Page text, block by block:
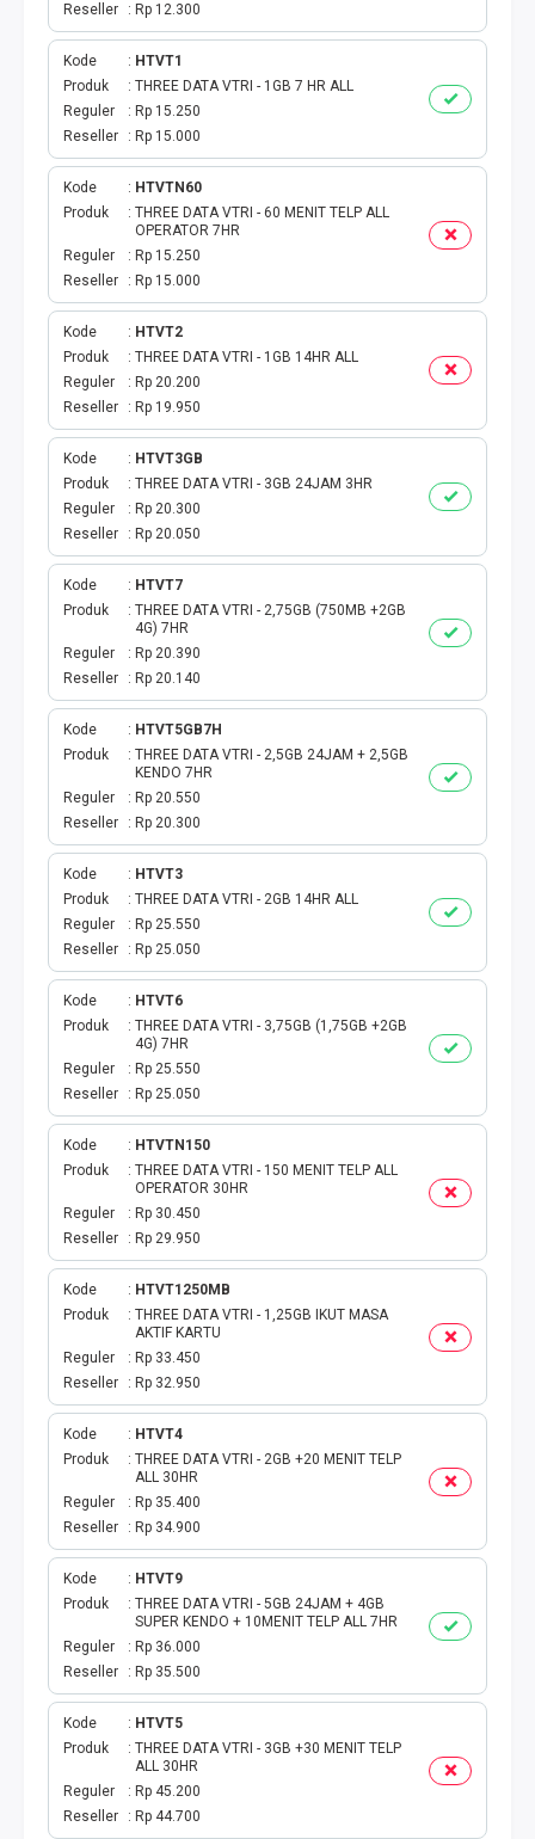
HP PASCA
TAG TV PASCABAYAR
TAG CICILAN
TAG FINANCE
TAG KREDIT
TAG PBB
TAG PGN & PERTAGAS
VA BEBAS NOMINAL
TRANSFER UANG
VA NOMINAL
BEBAS NOMINAL
E WALLET BEBAS NOMINAL
Reseller
Rp 12.300
Kode
HTVT1
Produk
THREE DATA VTRI - 1GB 7 HR ALL
Reguler
Rp 15.250
Reseller
Rp 15.000
Kode
HTVTN60
Produk
THREE DATA VTRI - 60 MENIT TELP ALL
OPERATOR 7HR
Reguler
Rp 15.250
Reseller
Rp 15.000
Kode
HTVT2
Produk
THREE DATA VTRI - 1GB 14HR ALL
Reguler
Rp 20.200
Reseller
Rp 19.950
Kode
HTVT3GB
Produk
THREE DATA VTRI - 3GB 24JAM 3HR
Reguler
Rp 20.300
Reseller
Rp 20.050
Kode
HTVT7
Produk
THREE DATA VTRI - 2,75GB (750MB +2GB
4G) 7HR
Reguler
Rp 20.390
Reseller
Rp 20.140
Kode
HTVT5GB7H
Produk
THREE DATA VTRI - 2,5GB 24JAM + 2,5GB
KENDO 7HR
Reguler
Rp 20.550
Reseller
Rp 20.300
Kode
HTVT3
Produk
THREE DATA VTRI - 2GB 14HR ALL
Reguler
Rp 25.550
Reseller
Rp 25.050
Kode
HTVT6
Produk
THREE DATA VTRI - 3,75GB (1,75GB +2GB
4G) 7HR
Reguler
Rp 25.550
Reseller
Rp 25.050
Kode
HTVTN150
Produk
THREE DATA VTRI - 150 MENIT TELP ALL
OPERATOR 30HR
Reguler
Rp 30.450
Reseller
Rp 29.950
Kode
HTVT1250MB
Produk
THREE DATA VTRI - 1,25GB IKUT MASA
AKTIF KARTU
Reguler
Rp 33.450
Reseller
Rp 32.950
Kode
HTVT4
Produk
THREE DATA VTRI - 2GB +20 MENIT TELP
ALL 30HR
Reguler
Rp 35.400
Reseller
Rp 34.900
Kode
HTVT9
Produk
THREE DATA VTRI - 5GB 24JAM + 4GB
SUPER KENDO + 10MENIT TELP ALL 7HR
Reguler
Rp 36.000
Reseller
Rp 35.500
Kode
HTVT5
Produk
THREE DATA VTRI - 3GB +30 MENIT TELP
ALL 30HR
Reguler
Rp 45.200
Reseller
Rp 44.700